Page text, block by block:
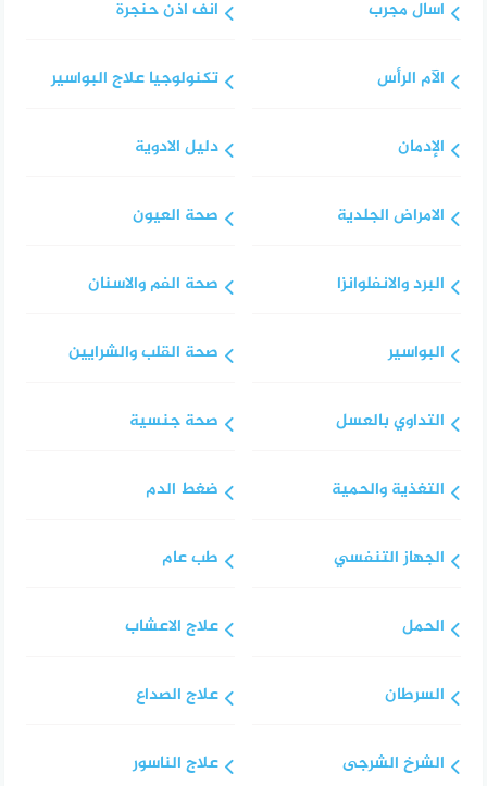
اسال مجرب
الآم الرأس
الإدمان
الامراض الجلدية
البرد والانفلوانزا
البواسير
التداوي بالعسل
التغذية والحمية
الجهاز التنفسي
الحمل
السرطان
الشرخ الشرجى
انف اذن حنجرة
تكنولوجيا علاج البواسير
دليل الادوية
صحة العيون
صحة الفم والاسنان
صحة القلب والشرايين
صحة جنسية
ضغط الدم
طب عام
علاج الاعشاب
علاج الصداع
علاج الناسور